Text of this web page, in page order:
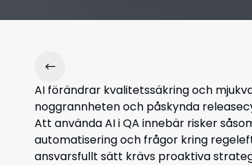
AI förändrar kvalitetssäkring och
noggrannheten och påskynda
Att använda AI i QA innebär risker
automatisering och frågor kring
ansvarsfullt sätt krävs proaktiva